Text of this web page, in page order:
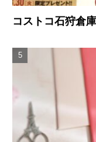
コストコ石狩倉